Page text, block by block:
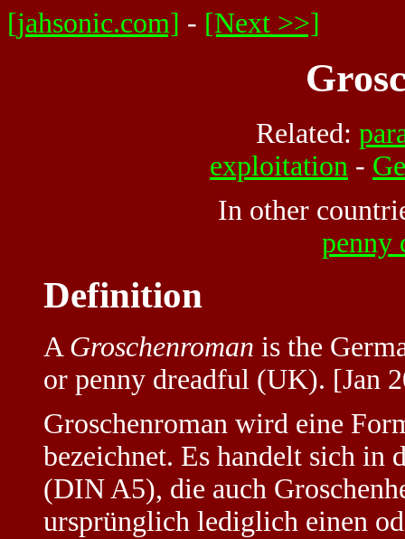
[jahsonic.com] - [Next >>]
Related:
exploitation -
In other
penny
Definition
A Groschenroman is the
or penny dreadful (UK). [Jan
Groschenroman wird eine
bezeichnet. Es handelt sich in
(DIN A5), die auch
ursprünglich lediglich einen